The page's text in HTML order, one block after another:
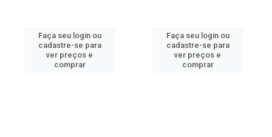
Faça seu login ou
cadastre-se para
ver preços e
comprar
Faça seu login ou
cadastre-se para
ver preços e
comprar